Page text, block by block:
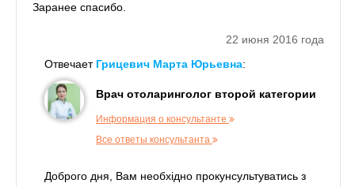
Заранее спасибо.
22 июня 2016 года
Отвечает Грицевич Марта Юрьевна:
Врач отоларинголог второй категории
Информация о консультанте
Все ответы консультанта
Доброго дня, Вам необхідно прокунсультуватись з